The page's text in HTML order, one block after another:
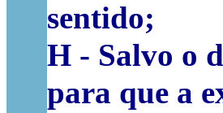
sentido;
H - Salvo o
para que a